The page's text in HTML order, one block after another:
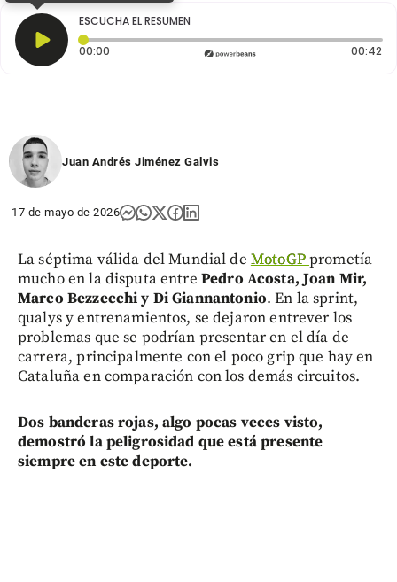
ESCUCHA EL RESUMEN
00:00 Tiempo transcurrido: 0 segundos 00:42
Juan Andrés Jiménez Galvis
17 de mayo de 2026
La séptima válida del Mundial de MotoGPprometía
mucho en la disputa entre Pedro Acosta, Joan Mir,
Marco Bezzecchi y Di Giannantonio. En la sprint,
qualys y entrenamientos, se dejaron entrever los
problemas que se podrían presentar en el día de
carrera, principalmente con el poco grip que hay en
Cataluña en comparación con los demás circuitos.
Dos banderas rojas, algo pocas veces visto,
demostró la peligrosidad que está presente
siempre en este deporte.